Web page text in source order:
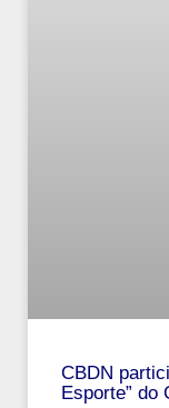
CBDN
Esporte” do